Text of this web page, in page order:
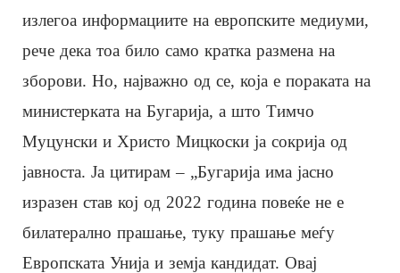
излегоа информациите на европските медиуми,
рече дека тоа било само кратка размена на
зборови. Но, најважно од се, која е пораката на
министерката на Бугарија, а што Тимчо
Муцунски и Христо Мицкоски ја сокрија од
јавноста. Ја цитирам – „Бугарија има јасно
изразен став кој од 2022 година повеќе не е
билатерално прашање, туку прашање меѓу
Европската Унија и земја кандидат. Овај